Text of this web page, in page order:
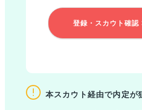
登録・スカウト確認
本スカウト経由で内定が